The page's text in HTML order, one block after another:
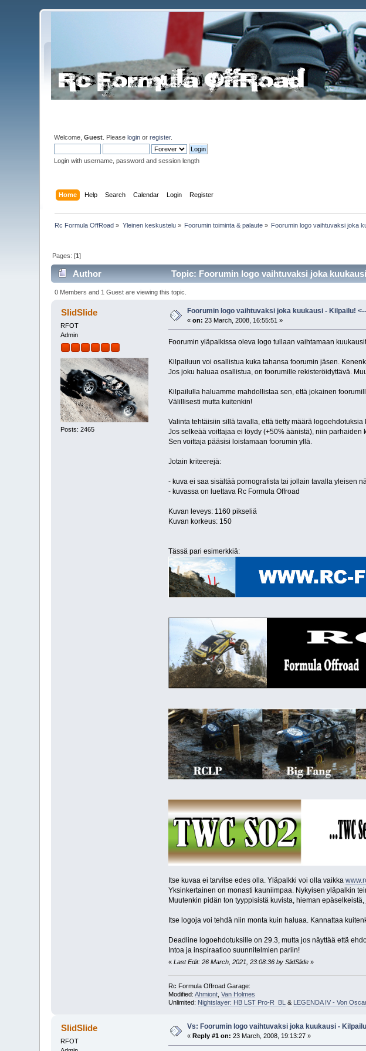
Welcome,Guest . Pleaselogin orregister.
Login with username, password and session length
Home Help Search Calendar Login Register
Rc Formula OffRoad » Yleinen keskustelu» Foorumin toiminta & palaute » Foorumin logo vaihtuvaksi joka
Pages: [1]
Author Topic: Foorumin logo vaihtuvaksi joka
0 Members and 1 Guest are viewing this topic.
SlidSlide
RFOT
Admin
Posts: 2465
Foorumin logo vaihtuvaksi joka kuukausi - Kilpailu!
«on: 23 March, 2008, 16:55:51 »
Foorumin yläpalkissa oleva logo tullaan vaihtamaan
Kilpailuun voi osallistua kuka tahansa foorumin jäsen.
Jos joku haluaa osallistua, on foorumille rekisteröidyttävä.
Kilpailulla haluamme mahdollistaa sen, että jokainen
Välillisesti mutta kuitenkin!
Valinta tehtäisiin sillä tavalla, että tietty määrä
Jos selkeää voittajaa ei löydy (+50% äänistä), niin parhaiden
Sen voittaja pääsisi loistamaan foorumin yllä.
Jotain kriteerejä:
- kuva ei saa sisältää pornografista tai jollain tavalla yleisen
- kuvassa on luettava Rc Formula Offroad
Kuvan leveys: 1160 pikseliä
Kuvan korkeus: 150
Tässä pari esimerkkiä:
Itse kuvaa ei tarvitse edes olla. Yläpalkki voi olla vaikka
Yksinkertainen on monasti kauniimpaa. Nykyisen yläpalkin
Muutenkin pidän ton tyyppisistä kuvista, hieman
Itse logoja voi tehdä niin monta kuin haluaa. Kannattaa
Deadline logoehdotuksille on 29.3, mutta jos näyttää että
Intoa ja inspiraatioo suunnitelmien pariin!
« Last Edit: 26 March, 2021, 23:08:36 by SlidSlide»
Rc Formula Offroad Garage:
Modified: Ahmiont, Van Holmes
Unlimited: Nightslayer: HB LST Pro-R BL & LEGENDA IV - Von
SlidSlide
RFOT
Vs: Foorumin logo vaihtuvaksi joka kuukausi -
«Reply #1 on: 23 March, 2008, 19:13:27 »